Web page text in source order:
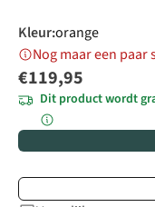
Kleur:orange
Nog maar een
€119,95
Dit product wordt